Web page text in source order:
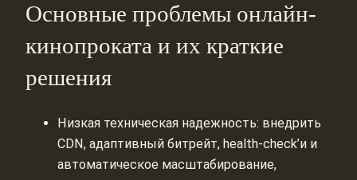
Основные проблемы онлайн-
кинопроката и их краткие
решения
Низкая техническая надежность: внедрить
CDN, адаптивный битрейт, health-check’и и
автоматическое масштабирование,